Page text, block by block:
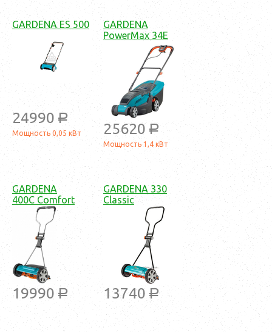
GARDENA ES 500
24990 a
Мощность 0,05 кВт
GARDENA
PowerMax 34E
25620 a
Мощность 1,4 кВт
GARDENA
400С Comfort
19990 a
GARDENA 330
Classic
13740 a